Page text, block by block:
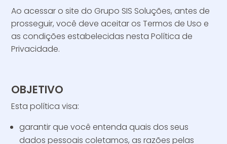
Ao acessar o site do Grupo SIS Soluções, antes de
prosseguir, você deve aceitar os Termos de Uso e
as condições estabelecidas nesta Política de
Privacidade.
OBJETIVO
Esta política visa:
garantir que você entenda quais dos seus
dados pessoais coletamos, as razões pelas